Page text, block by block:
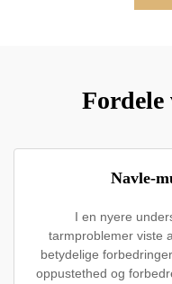
Navle-
I en nyere
tarmproblemer viste
betydelige
oppustethed og